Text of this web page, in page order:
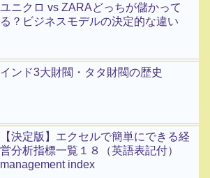
ユニクロ vs ZARAどっちが儲かって
る？ビジネスモデルの決定的な違い
インド3大財閥・タタ財閥の歴史
【決定版】エクセルで簡単にできる経
営分析指標一覧１８（英語表記付）
management index